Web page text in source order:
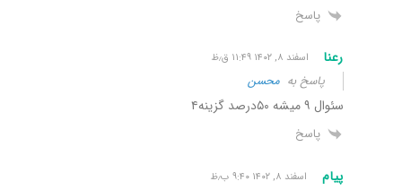
پاسخ
رعنا اسفند ۸, ۱۴۰۲ ۱۱:۴۹ ق٫ظ
پاسخ به محسن
سئوال ۹ میشه ۵۰درصد گزینه۴
پاسخ
پیام اسفند ۸, ۱۴۰۲ ۹:۴۰ ب٫ظ